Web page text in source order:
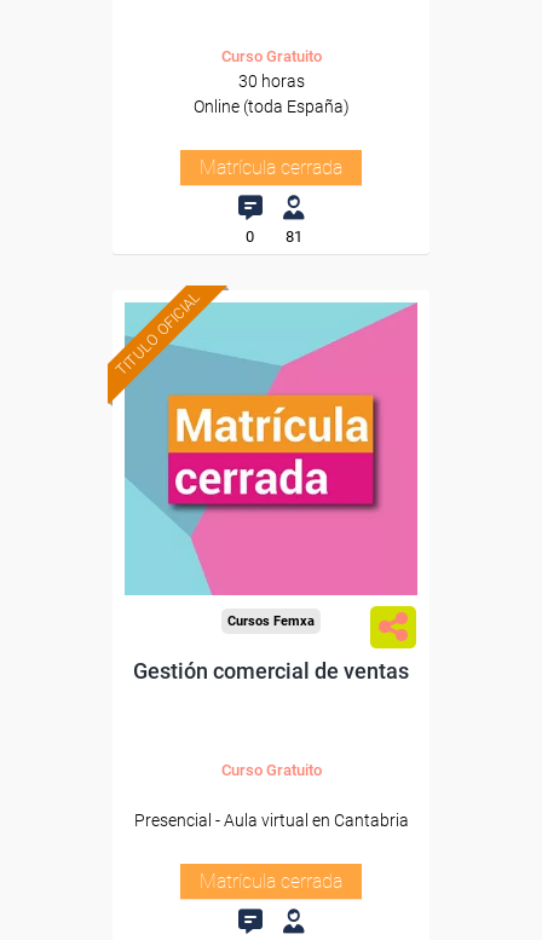
Curso Gratuito
30 horas
Online (toda España)
Matrícula cerrada
0 81
TITULO OFICIAL
Cursos Femxa
Gestión comercial de ventas
Curso Gratuito
Presencial - Aula virtual en Cantabria
Matrícula cerrada